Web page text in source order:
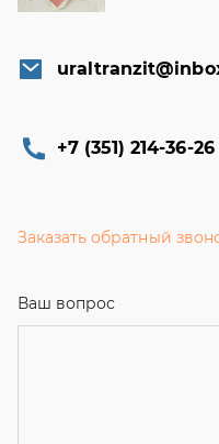
+7 (351) 214-36-26
Заказать обратный
Ваш вопрос